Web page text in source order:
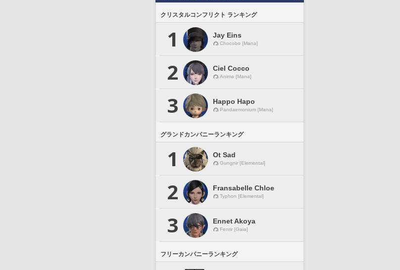
クリスタルコンフリクト ランキング
1 Jay Eins
Chocobo [Mana]
2 Ciel Cocco
Anima [Mana]
3 Happo Hapo
Pandaemonium [Mana]
グランドカンパニーランキング
1 Ot Sad
Gungnir [Elemental]
2 Fransabelle Chloe
Typhon [Elemental]
3 Ennet Akoya
Fenrir [Gaia]
フリーカンパニーランキング